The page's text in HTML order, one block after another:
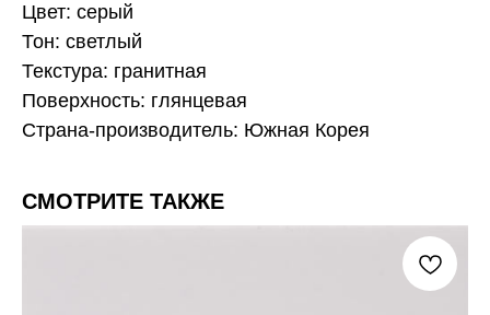
Цвет: серый
Тон: светлый
Текстура: гранитная
Поверхность: глянцевая
Страна-производитель: Южная Корея
СМОТРИТЕ ТАКЖЕ